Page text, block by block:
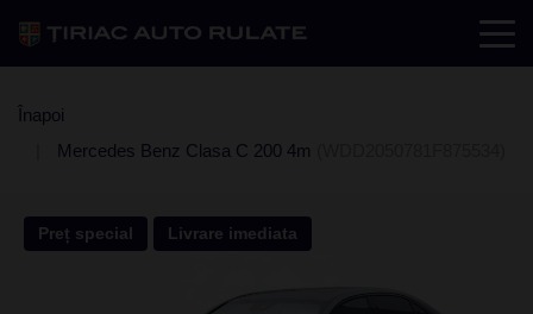
Înapoi
Mercedes Benz Clasa C 200 4m
Preț special Livrare imediata